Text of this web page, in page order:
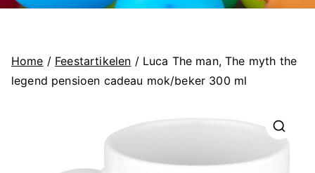
Home / Feestartikelen / Luca The man, The myth the
legend pensioen cadeau mok/beker 300 ml